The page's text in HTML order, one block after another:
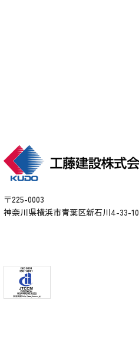
〒225-0003
神奈川県横浜市青葉区新石川4-33-10